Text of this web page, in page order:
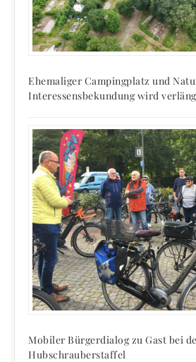
Ehemaliger Campingplatz und
Interessensbekundung wird
Mobiler Bürgerdialog zu Gast bei
Hubschrauberstaffel